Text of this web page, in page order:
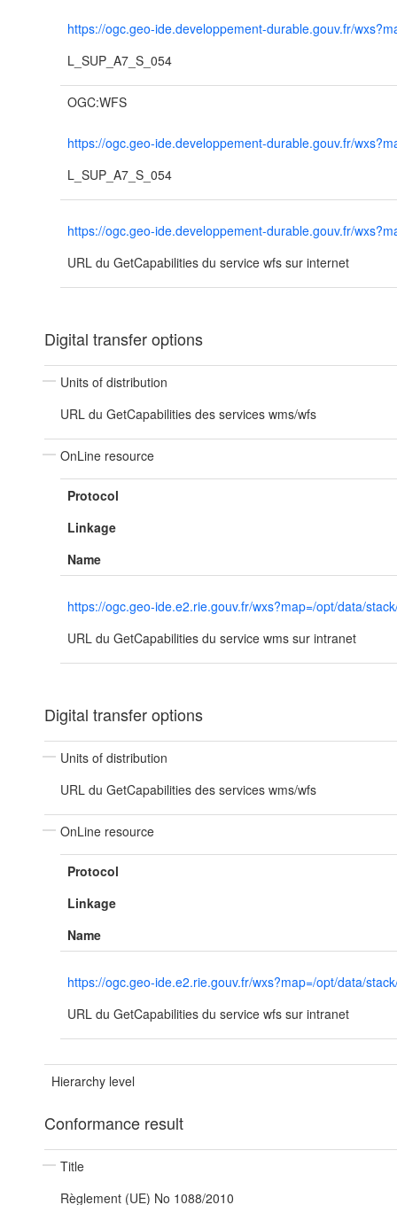
https://ogc.geo-ide.developpement-durable.gouv.fr/
L_SUP_A7_S_054
OGC:WFS
https://ogc.geo-ide.developpement-durable.gouv.fr/
L_SUP_A7_S_054
https://ogc.geo-ide.developpement-durable.gouv.fr/
URL du GetCapabilities du service wfs sur internet
Digital transfer options
Units of distribution
URL du GetCapabilities des services wms/wfs
OnLine resource
Protocol
Linkage
Name
https://ogc.geo-ide.e2.rie.gouv.fr/wxs?map=/opt/data/
URL du GetCapabilities du service wms sur intranet
Digital transfer options
Units of distribution
URL du GetCapabilities des services wms/wfs
OnLine resource
Protocol
Linkage
Name
https://ogc.geo-ide.e2.rie.gouv.fr/wxs?map=/opt/data/
URL du GetCapabilities du service wfs sur intranet
Hierarchy level
Conformance result
Title
Règlement (UE) No 1088/2010